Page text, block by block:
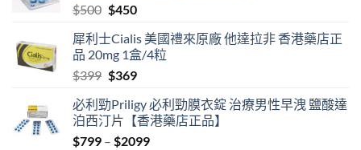
$500 Original
was:
$500.
$450Current
is:
$450.
犀利士Cialis 美國禮來原廠 他達拉非 香港藥店正
品 20mg 1盒/4粒
$399 Original
was:
$399.
$369Current
is:
$369.
必利勁Priligy 必利勁膜衣錠 治療男性早洩 鹽酸達
泊西汀片【香港藥店正品】
$799 – $2099Price